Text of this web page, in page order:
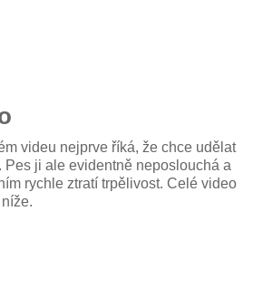
videu nejprve říká, že chce udělat
ji ale evidentně neposlouchá a
rychle ztratí trpělivost. Celé video